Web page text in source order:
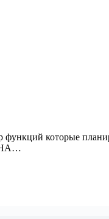
функций которые
HA…